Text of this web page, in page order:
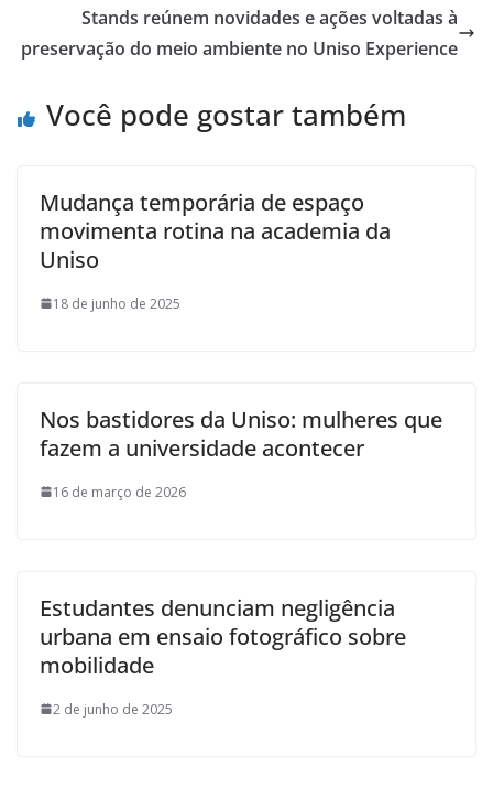
Stands reúnem novidades e ações voltadas à
preservação do meio ambiente no Uniso Experience
Você pode gostar também
Mudança temporária de espaço
movimenta rotina na academia da
Uniso
18 de junho de 2025
Nos bastidores da Uniso: mulheres que
fazem a universidade acontecer
16 de março de 2026
Estudantes denunciam negligência
urbana em ensaio fotográfico sobre
mobilidade
2 de junho de 2025